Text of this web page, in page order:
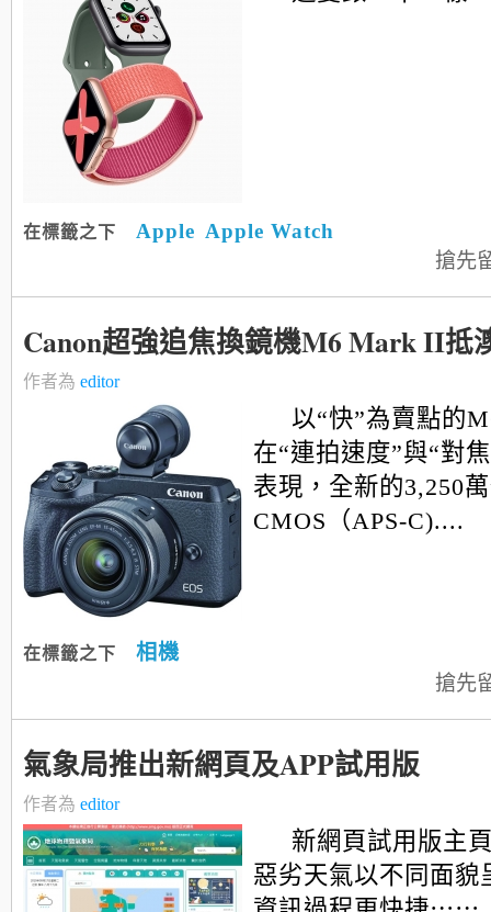
在標籤之下 Apple Apple Watch
搶先
Canon超強追焦換鏡機M6 Mark II抵
作者為 editor
以“快”為賣點的
在“連拍速度”與“對
表現，全新的3,250
CMOS（APS-C)....
在標籤之下
相機
搶先
氣象局推出新網頁及APP試用版
作者為 editor
新網頁試用版主
惡劣天氣以不同面貌